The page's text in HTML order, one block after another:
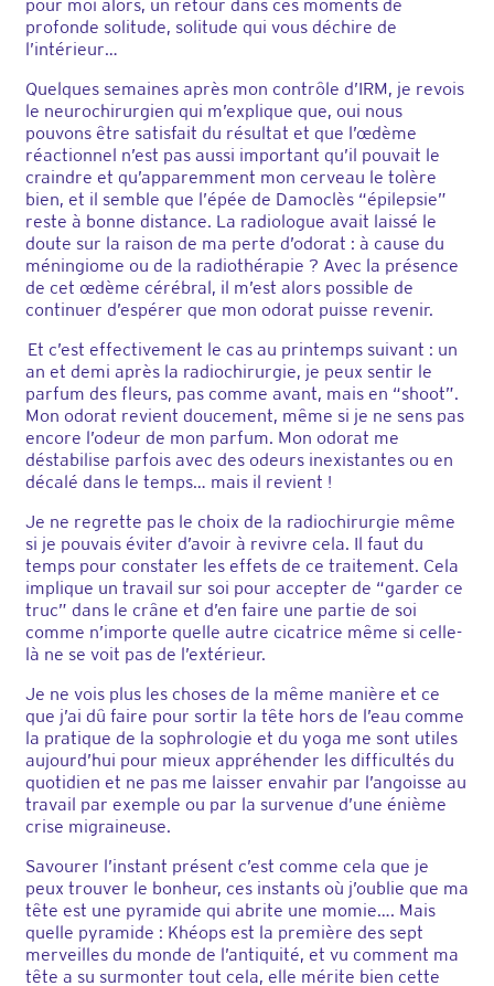
pour moi alors, un retour dans ces moments de
profonde solitude, solitude qui vous déchire de
l’intérieur…
Quelques semaines après mon contrôle d’IRM, je revois
le neurochirurgien qui m’explique que, oui nous
pouvons être satisfait du résultat et que l’œdème
réactionnel n’est pas aussi important qu’il pouvait le
craindre et qu’apparemment mon cerveau le tolère
bien, et il semble que l’épée de Damoclès “épilepsie”
reste à bonne distance. La radiologue avait laissé le
doute sur la raison de ma perte d’odorat : à cause du
méningiome ou de la radiothérapie ? Avec la présence
de cet œdème cérébral, il m’est alors possible de
continuer d’espérer que mon odorat puisse revenir.
Et c’est effectivement le cas au printemps suivant : un
an et demi après la radiochirurgie, je peux sentir le
parfum des fleurs, pas comme avant, mais en “shoot”.
Mon odorat revient doucement, même si je ne sens pas
encore l’odeur de mon parfum. Mon odorat me
déstabilise parfois avec des odeurs inexistantes ou en
décalé dans le temps… mais il revient !
Je ne regrette pas le choix de la radiochirurgie même
si je pouvais éviter d’avoir à revivre cela. Il faut du
temps pour constater les effets de ce traitement. Cela
implique un travail sur soi pour accepter de “garder ce
truc” dans le crâne et d’en faire une partie de soi
comme n’importe quelle autre cicatrice même si celle-
là ne se voit pas de l’extérieur.
Je ne vois plus les choses de la même manière et ce
que j’ai dû faire pour sortir la tête hors de l’eau comme
la pratique de la sophrologie et du yoga me sont utiles
aujourd’hui pour mieux appréhender les difficultés du
quotidien et ne pas me laisser envahir par l’angoisse au
travail par exemple ou par la survenue d’une énième
crise migraineuse.
Savourer l’instant présent c’est comme cela que je
peux trouver le bonheur, ces instants où j’oublie que ma
tête est une pyramide qui abrite une momie…. Mais
quelle pyramide : Khéops est la première des sept
merveilles du monde de l’antiquité, et vu comment ma
tête a su surmonter tout cela, elle mérite bien cette